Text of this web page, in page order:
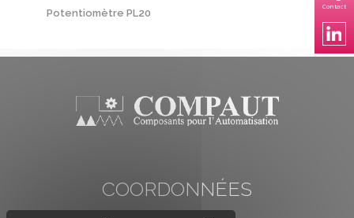
Potentiomètre PL20
COORDONNÉES
Contact